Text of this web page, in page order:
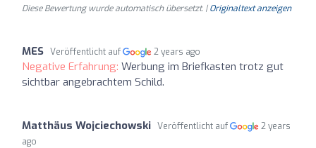
Diese Bewertung wurde automatisch übersetzt. |Originaltext anzeigen
MES Veröffentlicht auf 2 years ago
Negative Erfahrung: Werbung im Briefkasten trotz gut
sichtbar angebrachtem Schild.
Matthäus Wojciechowski Veröffentlicht auf
2 years
ago